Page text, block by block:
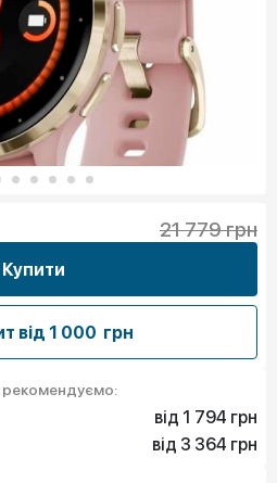
21 779 грн
Купити
В кредит від 1 000 грн
від 1 794 грн
1 794 грн
від 3 364 грн